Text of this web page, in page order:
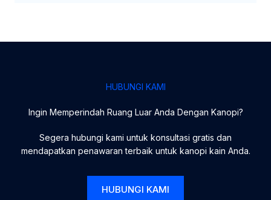
HUBUNGI KAMI
Ingin Memperindah Ruang Luar Anda Dengan Kanopi?
Segera hubungi kami untuk konsultasi gratis dan
mendapatkan penawaran terbaik untuk kanopi kain Anda.
HUBUNGI KAMI